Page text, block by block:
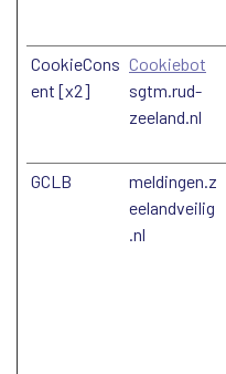
CookieCons
ent [x2]
Cookiebot
sgtm.rud-
zeeland.nl
GCLB
meldingen.z
eelandveilig
.nl